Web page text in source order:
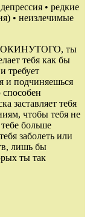
• редкие
• неизлечимые
ПОКИНУТОГО, ты
тебя как бы
требует
и подчиняешься
заставляет тебя
чтобы тебя не
больше
заболеть или
лишь бы
ты так